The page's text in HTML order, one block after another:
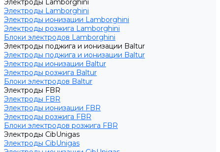
Электроды Lamborghini
Электроды Lamborghini
Электроды ионизации Lamborghini
Электроды розжига Lamborghini
Блоки электродов Lamborghini
Электроды поджига и ионизации Baltur
Электроды поджига и ионизации Baltur
Электроды ионизации Baltur
Электроды розжига Baltur
Блоки электродов Baltur
Электроды FBR
Электроды FBR
Электроды ионизации FBR
Электроды розжига FBR
Блоки электродов розжига FBR
Электроды CibUnigas
Электроды CibUnigas